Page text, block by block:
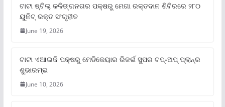
ଟାଟା ଷ୍ଟିଲ୍‌ କଳିଙ୍ଗନଗର ପକ୍ଷରୁ ମେଗା ରକ୍ତଦାନ ଶିବିରରେ ୨୮୦
ୟୁନିଟ୍‌ ରକ୍ତ ସଂଗୃହୀତ
June 19, 2026
ଟାଟା ଏଆଇଜି ପକ୍ଷରୁ ମେଡିକେୟାର ରିଜର୍ଭ ସୁପର ଟପ୍‌-ଅପ୍ ପ୍ଲାନ୍‌ର
ଶୁଭାରମ୍ଭ
June 10, 2026